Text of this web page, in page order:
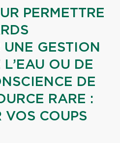
PERMETTRE
UNE GESTION
OU DE
DE
RARE :
VOS COUPS